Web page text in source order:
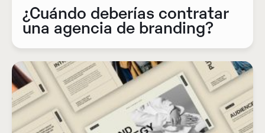
¿Cuándo deberías contratar
una agencia de branding?